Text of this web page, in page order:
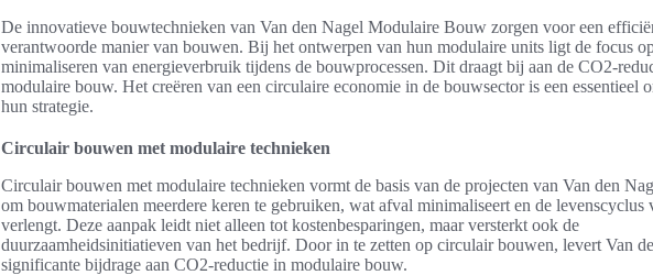
De innovatieve bouwtechnieken van Van den Nagel Modulaire Bouw zorgen voor een
verantwoorde manier van bouwen. Bij het ontwerpen van hun modulaire units ligt de focus
minimaliseren van energieverbruik tijdens de bouwprocessen. Dit draagt bij aan de CO2-
modulaire bouw. Het creëren van een circulaire economie in de bouwsector is een essentieel
hun strategie.
Circulair bouwen met modulaire technieken
Circulair bouwen met modulaire technieken vormt de basis van de projecten van Van den
om bouwmaterialen meerdere keren te gebruiken, wat afval minimaliseert en de levenscyclus
verlengt. Deze aanpak leidt niet alleen tot kostenbesparingen, maar versterkt ook de
duurzaamheidsinitiatieven van het bedrijf. Door in te zetten op circulair bouwen, levert Van
significante bijdrage aan CO2-reductie in modulaire bouw.